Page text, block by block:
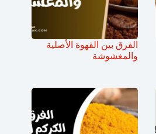
الفرق بين القهوة الأصلية
والمغشوشة